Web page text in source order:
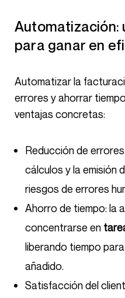
Automatización: un aliado valioso
para ganar en
Automatizar la facturación permite reducir los
errores y ahorrar
ventajas concretas:
Reducción de
cálculos y la emisión
riesgos de errores
Ahorro de tiempo: la
concentrarse en
liberando tiempo
añadido.
Satisfacción del